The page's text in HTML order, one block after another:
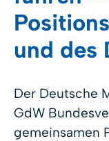
und des
Der Deutsche
GdW
gemeinsamen